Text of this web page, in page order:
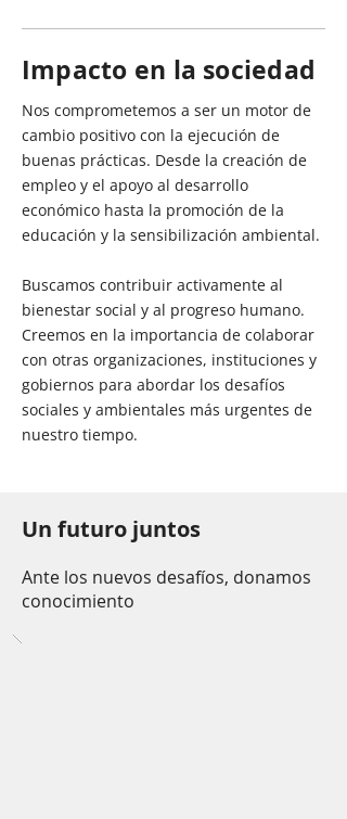
Impacto en la sociedad
Nos comprometemos a ser un motor de
cambio positivo con la ejecución de
buenas prácticas. Desde la creación de
empleo y el apoyo al desarrollo
económico hasta la promoción de la
educación y la sensibilización ambiental.
Buscamos contribuir activamente al
bienestar social y al progreso humano.
Creemos en la importancia de colaborar
con otras organizaciones, instituciones y
gobiernos para abordar los desafíos
sociales y ambientales más urgentes de
nuestro tiempo.
Un futuro juntos
Ante los nuevos desafíos, donamos
conocimiento